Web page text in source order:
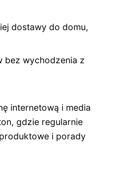
dostawy do domu,
bez wychodzenia z
internetową i media
gdzie regularnie
i porady